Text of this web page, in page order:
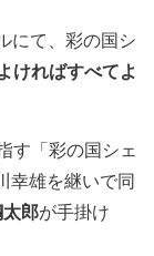
にて、彩の国シ
ければすべてよ
す「彩の国シェ
幸雄を継いで同
郎が手掛け